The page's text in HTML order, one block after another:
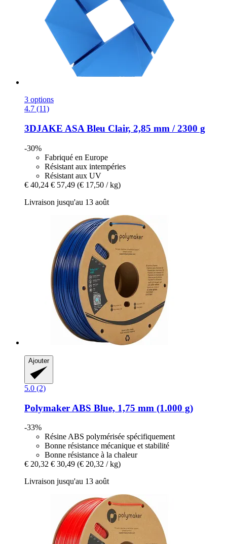
3 options
4.7 (11)
3DJAKE ASA Bleu Clair, 2,85 mm / 2300 g
-30%
Fabriqué en Europe
Résistant aux intempéries
Résistant aux UV
€ 40,24 € 57,49 (€ 17,50 / kg)
Livraison jusqu'au 13 août
Ajouter
5.0 (2)
Polymaker ABS Blue, 1,75 mm (1.000 g)
-33%
Résine ABS polymérisée spécifiquement
Bonne résistance mécanique et stabilité
Bonne résistance à la chaleur
€ 20,32 € 30,49 (€ 20,32 / kg)
Livraison jusqu'au 13 août